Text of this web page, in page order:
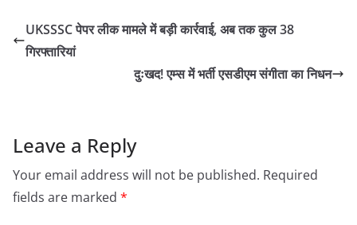
UKSSSC पेपर लीक मामले में बड़ी कार्रवाई, अब तक कुल 38
गिरफ्तारियां
दुःखद! एम्स में भर्ती एसडीएम संगीता का निधन
Leave a Reply
Your email address will not be published. Required
fields are marked *